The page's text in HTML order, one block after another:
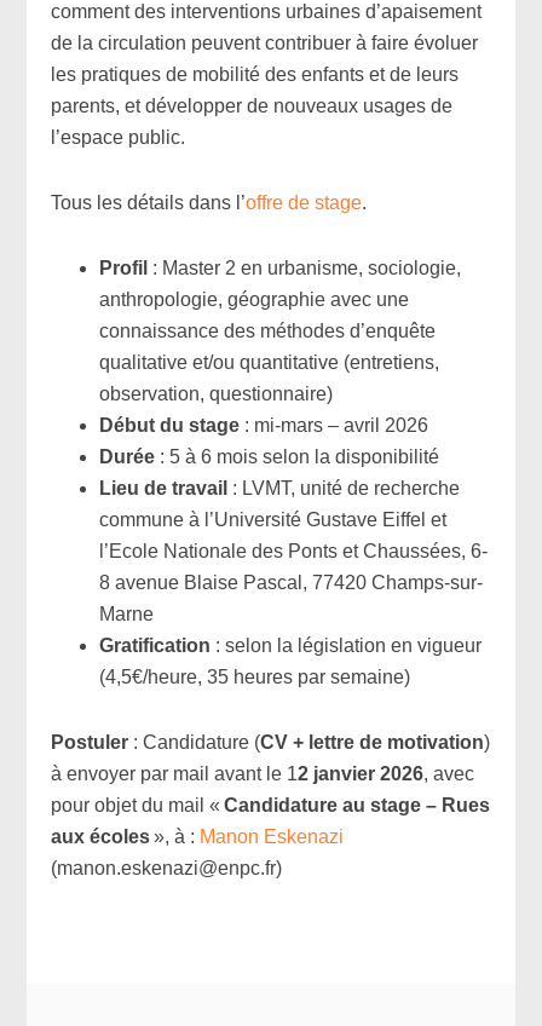
comment des interventions urbaines d’apaisement
de la circulation peuvent contribuer à faire évoluer
les pratiques de mobilité des enfants et de leurs
parents, et développer de nouveaux usages de
l’espace public.
Tous les détails dans l’offre de stage.
Profil : Master 2 en urbanisme, sociologie,
anthropologie, géographie avec une
connaissance des méthodes d’enquête
qualitative et/ou quantitative (entretiens,
observation, questionnaire)
Début du stage : mi-mars – avril 2026
Durée : 5 à 6 mois selon la disponibilité
Lieu de travail : LVMT, unité de recherche
commune à l’Université Gustave Eiffel et
l’Ecole Nationale des Ponts et Chaussées, 6-
8 avenue Blaise Pascal, 77420 Champs-sur-
Marne
Gratification : selon la législation en vigueur
(4,5€/heure, 35 heures par semaine)
Postuler : Candidature (CV + lettre de motivation)
à envoyer par mail avant le 12 janvier 2026, avec
pour objet du mail «Candidature au stage – Rues
aux écoles», à : Manon Eskenazi
(manon.eskenazi@enpc.fr)